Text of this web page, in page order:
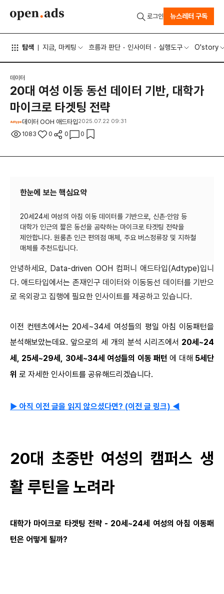
탐색 지금, 마케팅 흐름과 판단 인사이터 실행도구 O'story
로그인 뉴스레터 구독
데이터
20대 여성 이동 동선 데이터 기반, 대학가
마이크로 타겟팅 전략
데이터 OOH 애드타입2025.07.22 09:31
1083 0 0 0
한눈에 보는 핵심요약
20세24세 여성의 아침 이동 데이터를 기반으로, 신촌·안암 등
대학가 인근의 짧은 동선을 공략하는 마이크로 타겟팅 전략을
제안합니다. 원룸촌 인근 편의점 매체, 주요 버스정류장 및 지하철
안녕하세요, Data-driven OOH 컴퍼니 애드타입(Adtype)입니
다. 애드타입에서는 존재인구 데이터와 이동동선 데이터를 기반으
로 옥외광고 집행에 필요한 인사이트를 제공하고 있습니다.
이전 컨텐츠에서는 20세~34세 여성들의 평일 아침 이동패턴을
분석해보았는데요. 앞으로의 세 개의 분석 시리즈에서 20세~24
세, 25세~29세, 30세~34세 여성들의 이동 패턴 에 대해 5세단
위 로 자세한 인사이트를 공유해드리겠습니다.
▶ 아직 이전 글을 읽지 않으셨다면? (이전 글 링크) ◀
20대 초중반 여성의 캠퍼스 생
활 루틴을 노려라
대학가 마이크로 타겟팅 전략 - 20세~24세 여성의 아침 이동패
턴은 어떻게 될까?